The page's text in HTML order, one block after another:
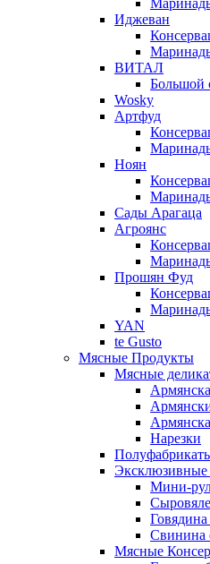
Иджеван
ВИТАЛ
Большой
Wosky
Артфуд
Ноян
Сады Арагаца
Агроянс
Прошян Фуд
YAN
te Gusto
Мясные Продукты
Мясные
Нарезки
Эксклюзивные
Мини-
Свинина
Мясные